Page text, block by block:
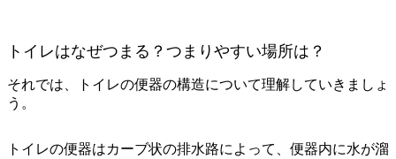
トイレはなぜつまる？つまりやすい場所は？
それでは、トイレの便器の構造について理解していきましょ
う。
トイレの便器はカーブ状の排水路によって、便器内に水が溜